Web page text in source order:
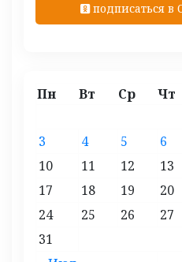
подписаться в
Пн Вт Ср Чт
3
4 5 6
10
11 12 13
17
18 19 20
24
25 26 27
31